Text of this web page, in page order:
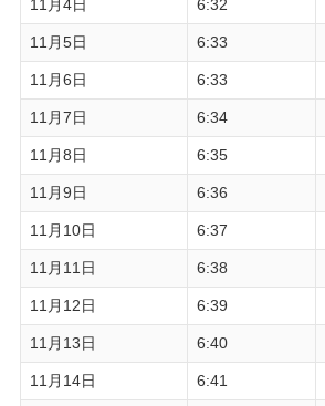
11月4日 6:32
11月5日 6:33
11月6日 6:33
11月7日 6:34
11月8日 6:35
11月9日 6:36
11月10日 6:37
11月11日 6:38
11月12日 6:39
11月13日 6:40
11月14日 6:41